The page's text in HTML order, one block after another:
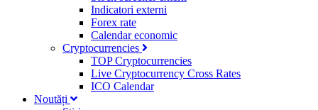
Indicatori externi
Forex rate
Calendar economic
Cryptocurrencies
TOP Cryptocurrencies
Live Cryptocurrency Cross Rates
ICO Calendar
Noutăți